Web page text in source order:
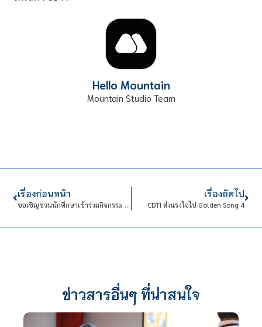
Hello Mountain
Mountain Studio Team
เรื่องก่อนหน้า
ขอเชิญชวนนักศึกษาเข้าร่วมกิจกรรม “Music for all พี่สอน น้องเล่น” ของชมรมดนตรีสากล
เรื่องถัดไป
CDTI ส่งแรงใจไป Golden Song 4
ข่าวสารอื่นๆ ที่น่าสนใจ